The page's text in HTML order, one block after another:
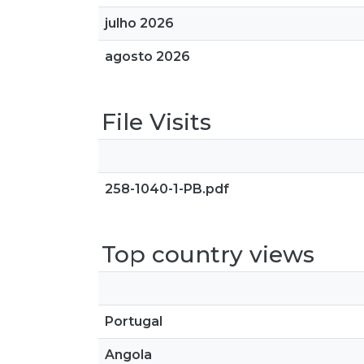
julho 2026
agosto 2026
File Visits
258-1040-1-PB.pdf
Top country views
Portugal
Angola